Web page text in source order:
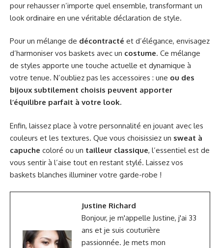
pour rehausser n’importe quel ensemble, transformant un
look ordinaire en une véritable déclaration de style.
Pour un mélange de décontracté et d’élégance, envisagez
d’harmoniser vos baskets avec un costume. Ce mélange
de styles apporte une touche actuelle et dynamique à
votre tenue. N’oubliez pas les accessoires : une ou des
bijoux subtilement choisis peuvent apporter
l’équilibre parfait à votre look.
Enfin, laissez place à votre personnalité en jouant avec les
couleurs et les textures. Que vous choisissiez un sweat à
capuche coloré ou un tailleur classique, l’essentiel est de
vous sentir à l’aise tout en restant stylé. Laissez vos
baskets blanches illuminer votre garde-robe !
Justine Richard
Bonjour, je m'appelle Justine, j'ai 33
ans et je suis couturière
passionnée. Je mets mon